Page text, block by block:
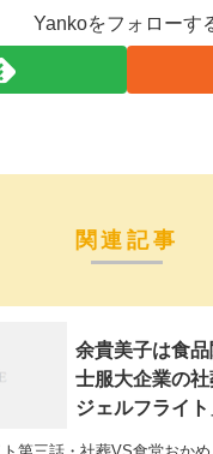
Yankoをフォローす
関連記事
余貴美子は食
士服大企業の
ジェルフライ